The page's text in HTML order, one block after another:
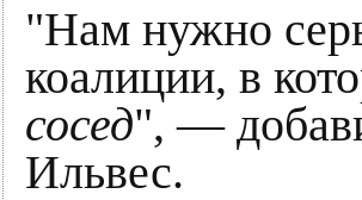
"Нам нужно
коалиции, в
сосед", —
Ильвес.